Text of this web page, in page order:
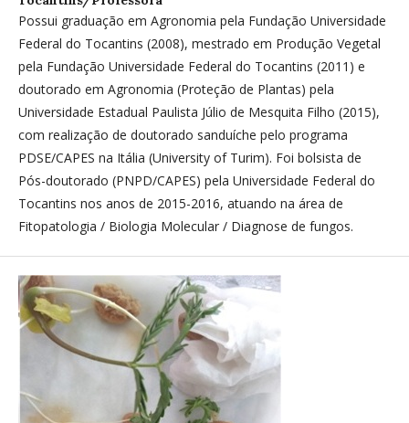
Possui graduação em Agronomia pela Fundação Universidade
Federal do Tocantins (2008), mestrado em Produção Vegetal
pela Fundação Universidade Federal do Tocantins (2011) e
doutorado em Agronomia (Proteção de Plantas) pela
Universidade Estadual Paulista Júlio de Mesquita Filho (2015),
com realização de doutorado sanduíche pelo programa
PDSE/CAPES na Itália (University of Turim). Foi bolsista de
Pós-doutorado (PNPD/CAPES) pela Universidade Federal do
Tocantins nos anos de 2015-2016, atuando na área de
Fitopatologia / Biologia Molecular / Diagnose de fungos.